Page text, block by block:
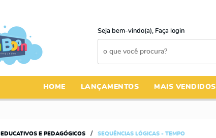
Seja bem-vindo(a), Faça login
HOME LANÇAMENTOS MAIS VENDIDOS
EDUCATIVOS E PEDAGÓGICOS SEQUÊNCIAS LÓGICAS - TEMPO